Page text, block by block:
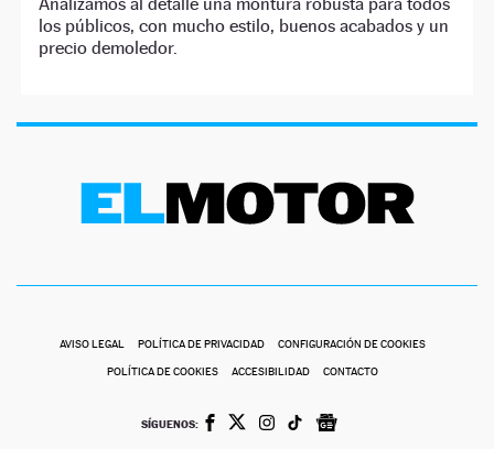
los públicos, con mucho estilo, buenos acabados y un
precio demoledor.
AVISO LEGAL POLÍTICA DE PRIVACIDAD CONFIGURACIÓN DE COOKIES
POLÍTICA DE COOKIES ACCESIBILIDAD CONTACTO
SÍGUENOS: